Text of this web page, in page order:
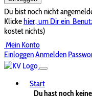
Du bist noch nicht
Klickehier, um Dir ein
kostet nichts)
Mein Konto
EinloggenAnmelden
Start
Du hast noch